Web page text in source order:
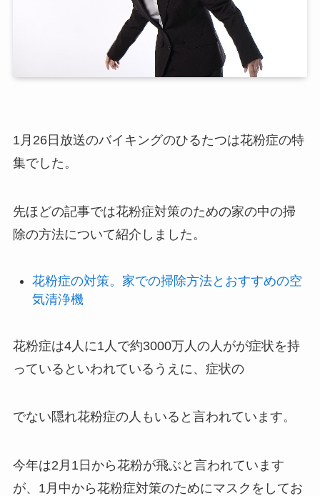
1月26日放送のバイキングのひるたつは花粉症の特
集でした。
先ほどの記事では花粉症対策のための家の中の掃
除の方法について紹介しました。
花粉症の対策。家での掃除方法とおすすめの空
気清浄機
花粉症は4人に1人で約3000万人の人がが症状を持
っているといわれているうえに、症状の
でない隠れ花粉症の人もいると言われています。
今年は2月1日から花粉が飛ぶと言われています
が、1月中から花粉症対策のためにマスクをしてお